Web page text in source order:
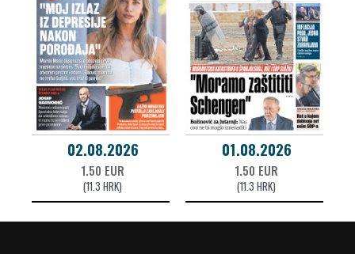
02.08.2026
1.50 EUR
(11.3 HRK)
01.08.2026
1.50 EUR
(11.3 HRK)